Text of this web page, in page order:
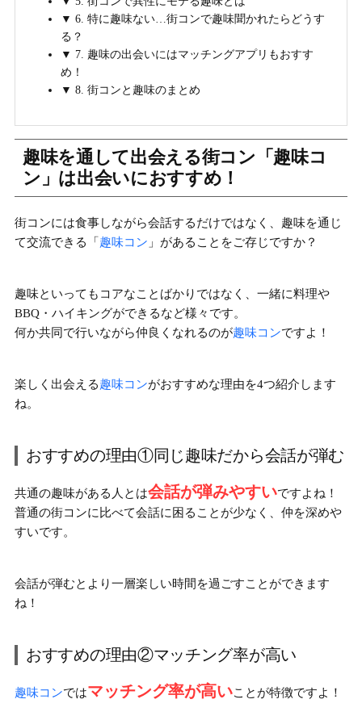
▼ 6. 特に趣味ない…街コンで趣味聞かれたらどうす
る？
▼ 7. 趣味の出会いにはマッチングアプリもおすす
め！
▼ 8. 街コンと趣味のまとめ
趣味を通して出会える街コン「趣味コ
ン」は出会いにおすすめ！
街コンには食事しながら会話するだけではなく、趣味を通じ
て交流できる「 趣味コン 」があることをご存じですか？
趣味といってもコアなことばかりではなく、 一緒に料理や
BBQ・ハイキングができるなど様々です。
何か共同で行いながら仲良くなれるのが趣味コンですよ！
楽しく出会える趣味コンがおすすめな理由を4つ紹介します
ね。
おすすめの理由①同じ趣味だから会話が弾む
共通の趣味がある人とは会話が弾みやすいですよね！
普通の街コンに比べて会話に困ることが少なく、仲を深めや
すいです。
会話が弾むとより一層楽しい時間を過ごすことができます
ね！
おすすめの理由②マッチング率が高い
趣味コンではマッチング率が高いことが特徴ですよ！